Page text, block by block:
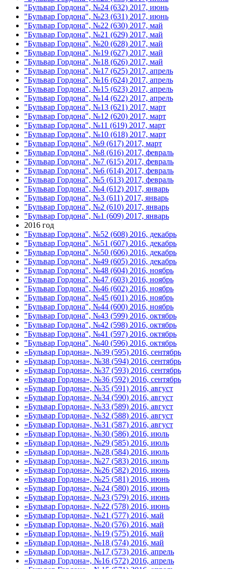
"Бульвар Гордона", №24 (632) 2017, июнь
"Бульвар Гордона", №23 (631) 2017, июнь
"Бульвар Гордона", №22 (630) 2017, май
"Бульвар Гордона", №21 (629) 2017, май
"Бульвар Гордона", №20 (628) 2017, май
"Бульвар Гордона", №19 (627) 2017, май
"Бульвар Гордона", №18 (626) 2017, май
"Бульвар Гордона", №17 (625) 2017, апрель
"Бульвар Гордона", №16 (624) 2017, апрель
"Бульвар Гордона", №15 (623) 2017, апрель
"Бульвар Гордона", №14 (622) 2017, апрель
"Бульвар Гордона", №13 (621) 2017, март
"Бульвар Гордона", №12 (620) 2017, март
"Бульвар Гордона", №11 (619) 2017, март
"Бульвар Гордона", №10 (618) 2017, март
"Бульвар Гордона", №9 (617) 2017, март
"Бульвар Гордона", №8 (616) 2017, февраль
"Бульвар Гордона", №7 (615) 2017, февраль
"Бульвар Гордона", №6 (614) 2017, февраль
"Бульвар Гордона", №5 (613) 2017, февраль
"Бульвар Гордона", №4 (612) 2017, январь
"Бульвар Гордона", №3 (611) 2017, январь
"Бульвар Гордона", №2 (610) 2017, январь
"Бульвар Гордона", №1 (609) 2017, январь
2016 год
"Бульвар Гордона", №52 (608) 2016, декабрь
"Бульвар Гордона", №51 (607) 2016, декабрь
"Бульвар Гордона", №50 (606) 2016, декабрь
"Бульвар Гордона", №49 (605) 2016, декабрь
"Бульвар Гордона", №48 (604) 2016, ноябрь
"Бульвар Гордона", №47 (603) 2016, ноябрь
"Бульвар Гордона", №46 (602) 2016, ноябрь
"Бульвар Гордона", №45 (601) 2016, ноябрь
"Бульвар Гордона", №44 (600) 2016, ноябрь
"Бульвар Гордона", №43 (599) 2016, октябрь
"Бульвар Гордона", №42 (598) 2016, октябрь
"Бульвар Гордона", №41 (597) 2016, октябрь
"Бульвар Гордона", №40 (596) 2016, октябрь
«Бульвар Гордона», №39 (595) 2016, сентябрь
«Бульвар Гордона», №38 (594) 2016, сентябрь
«Бульвар Гордона», №37 (593) 2016, сентябрь
«Бульвар Гордона», №36 (592) 2016, сентябрь
«Бульвар Гордона», №35 (591) 2016, август
«Бульвар Гордона», №34 (590) 2016, август
«Бульвар Гордона», №33 (589) 2016, август
«Бульвар Гордона», №32 (588) 2016, август
«Бульвар Гордона», №31 (587) 2016, август
«Бульвар Гордона», №30 (586) 2016, июль
«Бульвар Гордона», №29 (585) 2016, июль
«Бульвар Гордона», №28 (584) 2016, июль
«Бульвар Гордона», №27 (583) 2016, июль
«Бульвар Гордона», №26 (582) 2016, июнь
«Бульвар Гордона», №25 (581) 2016, июнь
«Бульвар Гордона», №24 (580) 2016, июнь
«Бульвар Гордона», №23 (579) 2016, июнь
«Бульвар Гордона», №22 (578) 2016, июнь
«Бульвар Гордона», №21 (577) 2016, май
«Бульвар Гордона», №20 (576) 2016, май
«Бульвар Гордона», №19 (575) 2016, май
«Бульвар Гордона», №18 (574) 2016, май
«Бульвар Гордона», №17 (573) 2016, апрель
«Бульвар Гордона», №16 (572) 2016, апрель